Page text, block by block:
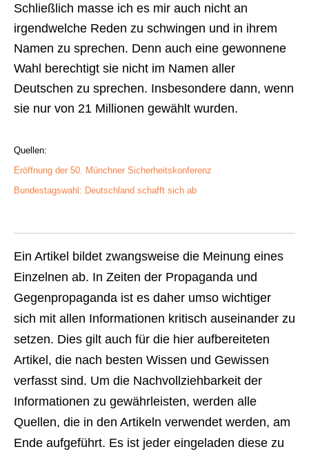
Schließlich masse ich es mir auch nicht an
irgendwelche Reden zu schwingen und in ihrem
Namen zu sprechen. Denn auch eine gewonnene
Wahl berechtigt sie nicht im Namen aller
Deutschen zu sprechen. Insbesondere dann, wenn
sie nur von 21 Millionen gewählt wurden.
Quellen:
Eröffnung der 50. Münchner Sicherheitskonferenz
Bundestagswahl: Deutschland schafft sich ab
Ein Artikel bildet zwangsweise die Meinung eines
Einzelnen ab. In Zeiten der Propaganda und
Gegenpropaganda ist es daher umso wichtiger
sich mit allen Informationen kritisch auseinander zu
setzen. Dies gilt auch für die hier aufbereiteten
Artikel, die nach besten Wissen und Gewissen
verfasst sind. Um die Nachvollziehbarkeit der
Informationen zu gewährleisten, werden alle
Quellen, die in den Artikeln verwendet werden, am
Ende aufgeführt. Es ist jeder eingeladen diese zu